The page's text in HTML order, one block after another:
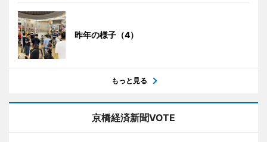
昨年の様子（4）
もっと見る
京橋経済新聞VOTE